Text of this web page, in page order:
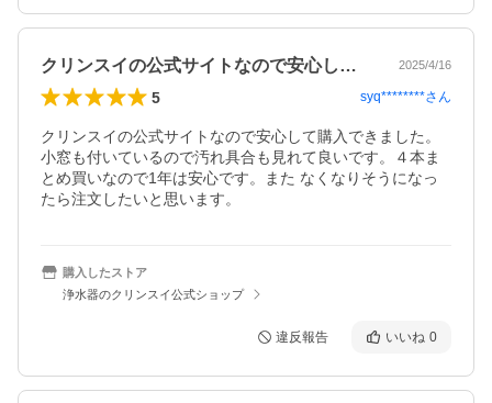
クリンスイの公式サイトなので安心して購… 2025/4/16
5 syq********さん
クリンスイの公式サイトなので安心して購入できました。
小窓も付いているので汚れ具合も見れて良いです。４本ま
とめ買いなので1年は安心です。また なくなりそうになっ
たら注文したいと思います。
購入したストア
浄水器のクリンスイ公式ショップ
違反報告 いいね 0